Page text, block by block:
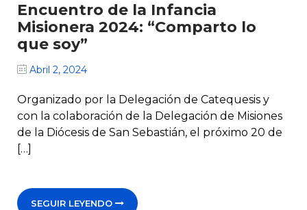
Encuentro de la Infancia
Misionera 2024: “Comparto lo
que soy”
Abril 2, 2024
Organizado por la Delegación de Catequesis y
con la colaboración de la Delegación de Misiones
de la Diócesis de San Sebastián, el próximo 20 de
[…]
SEGUIR LEYENDO